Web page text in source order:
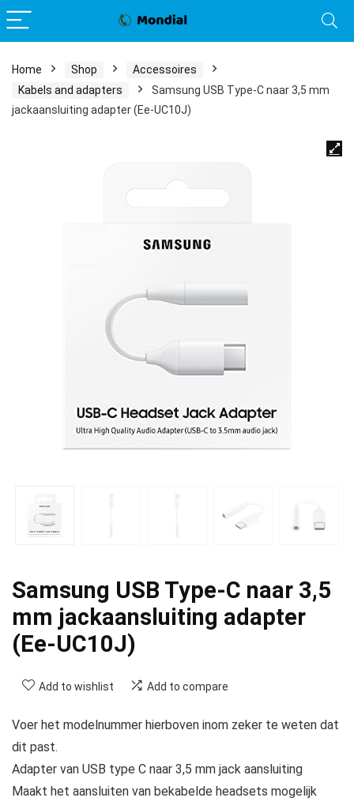
Home Shop
Accessoires
Kabels and adapters
Samsung USB Type-C naar 3,5 mm
jackaansluiting adapter (Ee-UC10J)
Samsung USB Type-C naar 3,5
mm jackaansluiting adapter
(Ee-UC10J)
Add to wishlist Add to compare
Voer het modelnummer hierboven inom zeker te weten dat
dit past.
Adapter van USB type C naar 3,5 mm jack aansluiting
Maakt het aansluiten van bekabelde headsets mogelijk